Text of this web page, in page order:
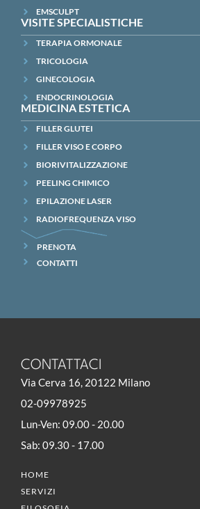
EMSCULPT
VISITE SPECIALISTICHE
TERAPIA ORMONALE
TRICOLOGIA
GINECOLOGIA
ENDOCRINOLOGIA
MEDICINA ESTETICA
FILLER GLUTEI
FILLER VISO E CORPO
BIORIVITALIZZAZIONE
PEELING CHIMICO
EPILAZIONE LASER
RADIOFREQUENZA VISO
PRENOTA
CONTATTI
CONTATTACI
Via Cerva 16, 20122 Milano
02-09978925
Lun-Ven: 09.00 - 20.00
Sab: 09.30 - 17.00
HOME
SERVIZI